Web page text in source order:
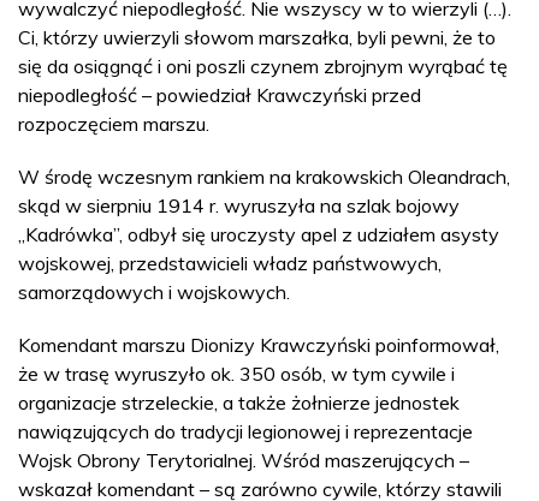
wywalczyć niepodległość. Nie wszyscy w to wierzyli (…).
Ci, którzy uwierzyli słowom marszałka, byli pewni, że to
się da osiągnąć i oni poszli czynem zbrojnym wyrąbać tę
niepodległość – powiedział Krawczyński przed
rozpoczęciem marszu.
W środę wczesnym rankiem na krakowskich Oleandrach,
skąd w sierpniu 1914 r. wyruszyła na szlak bojowy
„Kadrówka”, odbył się uroczysty apel z udziałem asysty
wojskowej, przedstawicieli władz państwowych,
samorządowych i wojskowych.
Komendant marszu Dionizy Krawczyński poinformował,
że w trasę wyruszyło ok. 350 osób, w tym cywile i
organizacje strzeleckie, a także żołnierze jednostek
nawiązujących do tradycji legionowej i reprezentacje
Wojsk Obrony Terytorialnej. Wśród maszerujących –
wskazał komendant – są zarówno cywile, którzy stawili